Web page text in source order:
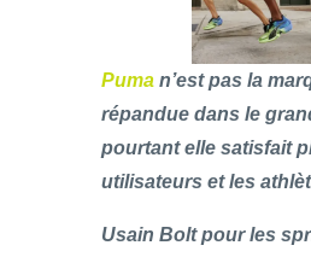
Puma n’est pas la
répandue dans le
pourtant elle satisfait
utilisateurs et les
Usain Bolt pour les